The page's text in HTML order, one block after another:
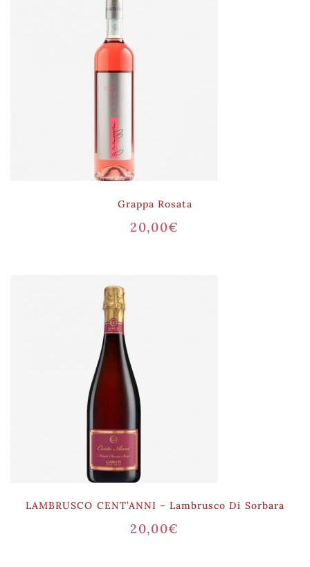
Grappa Rosata
20,00€
LAMBRUSCO CENT’ANNI – Lambrusco Di Sorbara
20,00€